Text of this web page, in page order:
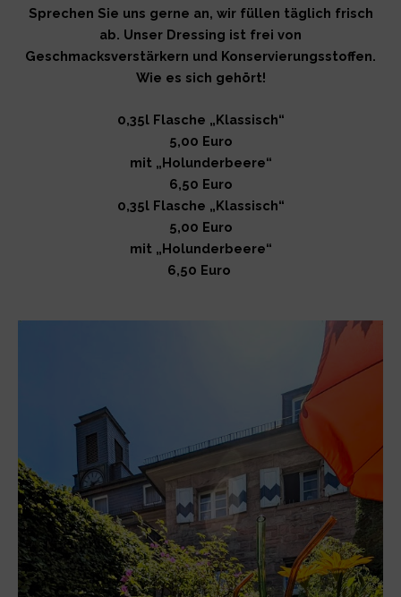
Sprechen Sie uns gerne an, wir füllen täglich frisch
ab. Unser Dressing ist frei von
Geschmacksverstärkern und Konservierungsstoffen.
Wie es sich gehört!
0,35l Flasche „Klassisch“
5,00 Euro
mit „Holunderbeere“
6,50 Euro
0,35l Flasche „Klassisch“
5,00 Euro
mit „Holunderbeere“
6,50 Euro